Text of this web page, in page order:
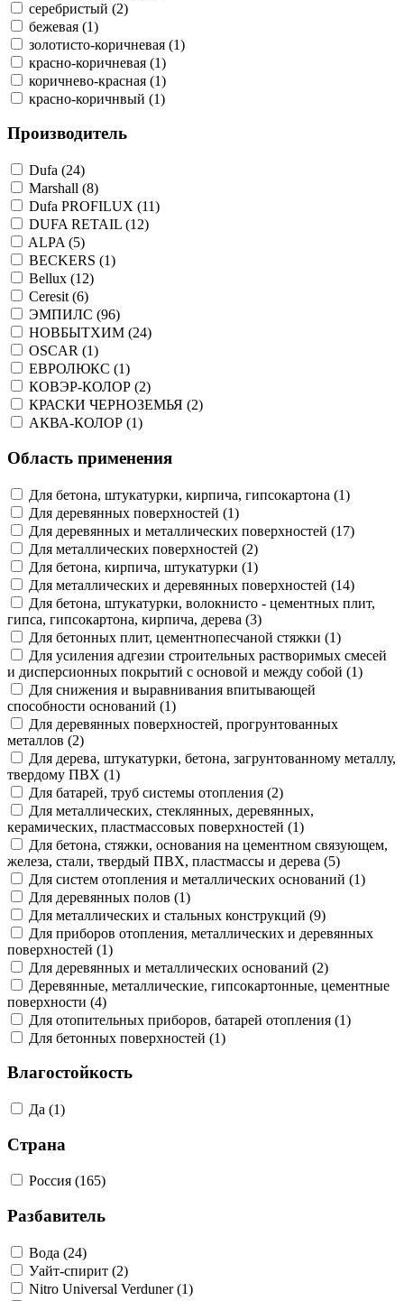
серебристый (2)
бежевая (1)
золотисто-коричневая (1)
красно-коричневая (1)
коричнево-красная (1)
красно-коричнвый (1)
Производитель
Dufa (24)
Marshall (8)
Dufa PROFILUX (11)
DUFA RETAIL (12)
ALPA (5)
BECKERS (1)
Bellux (12)
Ceresit (6)
ЭМПИЛС (96)
НОВБЫТХИМ (24)
OSCAR (1)
ЕВРОЛЮКС (1)
КОВЭР-КОЛОР (2)
КРАСКИ ЧЕРНОЗЕМЬЯ (2)
АКВА-КОЛОР (1)
Область применения
Для бетона, штукатурки, кирпича, гипсокартона (1)
Для деревянных поверхностей (1)
Для деревянных и металлических поверхностей (17)
Для металлических поверхностей (2)
Для бетона, кирпича, штукатурки (1)
Для металлических и деревянных поверхностей (14)
Для бетона, штукатурки, волокнисто - цементных плит,
гипса, гипсокартона, кирпича, дерева (3)
Для бетонных плит, цементнопесчаной стяжки (1)
Для усиления адгезии строительных растворимых смесей
и дисперсионных покрытий с основой и между собой (1)
Для снижения и выравнивания впитывающей
способности оснований (1)
Для деревянных поверхностей, прогрунтованных
металлов (2)
Для дерева, штукатурки, бетона, загрунтованному металлу,
твердому ПВХ (1)
Для батарей, труб системы отопления (2)
Для металлических, стеклянных, деревянных,
керамических, пластмассовых поверхностей (1)
Для бетона, стяжки, основания на цементном связующем,
железа, стали, твердый ПВХ, пластмассы и дерева (5)
Для систем отопления и металлических оснований (1)
Для деревянных полов (1)
Для металлических и стальных конструкций (9)
Для приборов отопления, металлических и деревянных
поверхностей (1)
Для деревянных и металлических оснований (2)
Деревянные, металлические, гипсокартонные, цементные
поверхности (4)
Для отопительных приборов, батарей отопления (1)
Для бетонных поверхностей (1)
Влагостойкость
Да (1)
Страна
Россия (165)
Разбавитель
Вода (24)
Уайт-спирит (2)
Nitro Universal Verduner (1)